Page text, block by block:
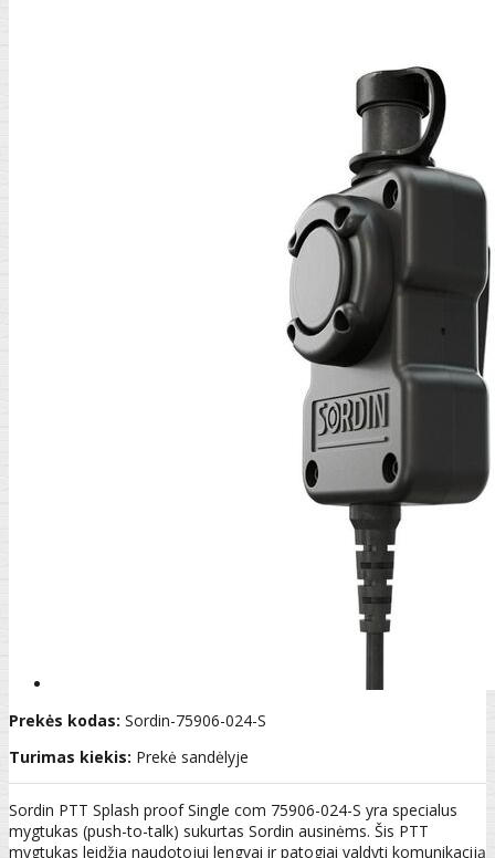
Prekės kodas: Sordin-75906-024-S
Turimas kiekis: Prekė sandėlyje
Sordin PTT Splash proof Single com 75906-024-S yra specialus
mygtukas (push-to-talk) sukurtas Sordin ausinėms. Šis PTT
mygtukas leidžia naudotojui lengvai ir patogiai valdyti komunikaciją